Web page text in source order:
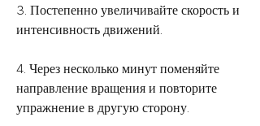
3. Постепенно увеличивайте скорость и
интенсивность движений.
4. Через несколько минут поменяйте
направление вращения и повторите
упражнение в другую сторону.